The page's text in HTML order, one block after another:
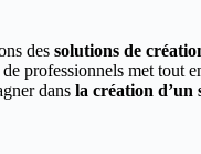
des solutions de
professionnels met tout
dans la création d’un